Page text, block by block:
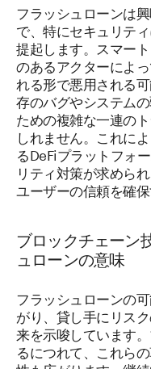
フラッシュローンは
で、特にセキュリテ
提起します。スマー
のあるアクターによ
れる形で悪用される
存のバグやシステム
ための複雑な一連の
しれません。これに
るDeFiプラットフォ
リティ対策が求めら
ユーザーの信頼を確
ブロックチェーン
ュローンの意味
フラッシュローンの
がり、貸し手にリス
来を示唆しています
るにつれて、これら